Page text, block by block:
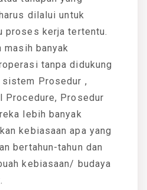
dilalui untuk
proses kerja tertentu.
masih banyak
tanpa didukung
sistem Prosedur ,
Procedure, Prosedur
lebih banyak
kebiasaan apa yang
bertahun-tahun dan
kebiasaan/ budaya